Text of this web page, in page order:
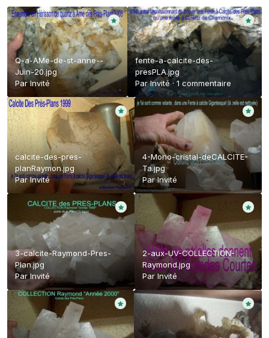
Q-a-AMe-de-st-anne--
Juin-20.jpg
Par Invité
fente-a-calcite-des-
presPLA.jpg
Par Invité · 1 commentaire
calcite-des-pres-
planRaymon.jpg
Par Invité
4-Mono-cristal-deCALCITE-
Ta.jpg
Par Invité
3-calcite-Raymond-Pres-
Plan.jpg
Par Invité
2-aux-UV-COLLECTION-
Raymond.jpg
Par Invité